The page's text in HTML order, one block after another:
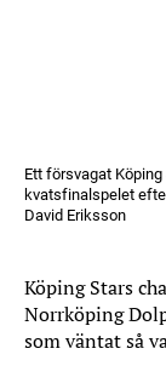
Ett försvagat
kvatsfinalspelet
David Eriksson
Köping Stars
Norrköping
som väntat så